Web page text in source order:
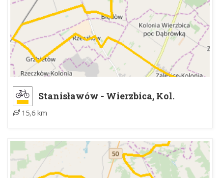
Stanisławów - Wierzbica, Kol.
15,6 km